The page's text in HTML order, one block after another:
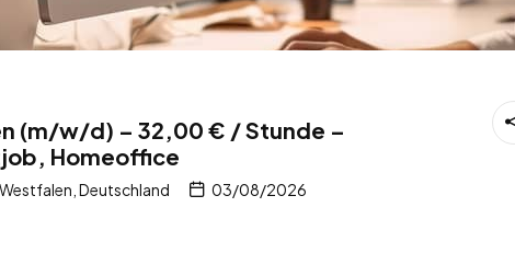
(m/w/d) – 32,00 € / Stunde –
Homeoffice
Deutschland 03/08/2026